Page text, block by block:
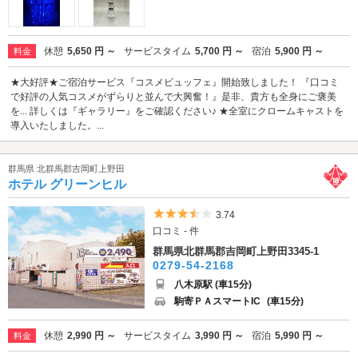
料金 休憩 5,650 円 ～ サービスタイム 5,700 円 ～ 宿泊 5,900 円 ～
★大好評★ご宿泊サービス『コスメビュッフェ』開始致しました！ 『口コミ
で好評の人気コスメがずらりと並んで大興奮！』是非、貴方も全身にご褒美
を... 詳しくは『ギャラリー』をご確認ください♪ ★全室にクロームキャストを
導入いたしました。...
群馬県 北群馬郡吉岡町上野田
ホテル グリーンヒル
5つ星のうち3.5
3.74
口コミ - 件
群馬県北群馬郡吉岡町上野田3345-1
0279-54-2168
八木原駅 (車15分)
駒寄ＰＡスマートIC (車15分)
料金 休憩 2,990 円 ～ サービスタイム 3,990 円 ～ 宿泊 5,990 円 ～